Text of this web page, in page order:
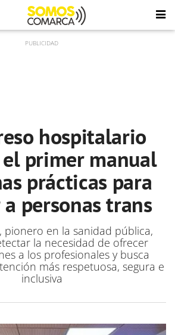
hospitalario
primer manual
prácticas para
personas trans
pionero en la sanidad pública,
la necesidad de ofrecer
a los profesionales y busca
más respetuosa, segura e
inclusiva